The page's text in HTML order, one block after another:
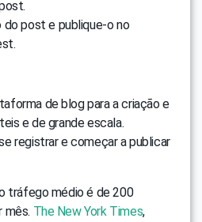
do post e publique-o no
de blog para a criação e
e de grande escala.
registrar e começar a publicar
tráfego médio é de 200
mês. The New York Times,